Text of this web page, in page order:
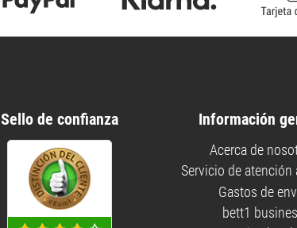
Sello de confianza Información
Acerca de
Servicio de atención
Gastos de
bett1